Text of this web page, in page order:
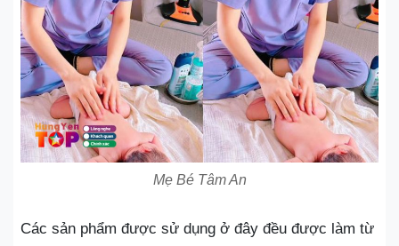
Mẹ Bé Tâm An
Các sản phẩm được sử dụng ở đây đều được làm từ